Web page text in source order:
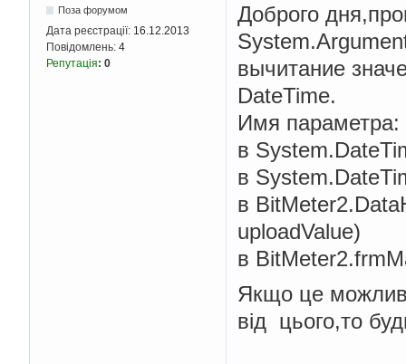
Поза форумом
Дата реєстрації: 16.12.2013
Повідомлень: 4
Репутація: 0
Доброго
вычитание
DateTime.
Имя параметра:
в
в
в
uploadValue)
в
Якщо це
від цього,то